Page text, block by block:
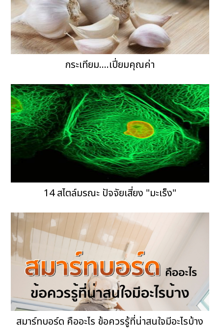
กระเทียม....เปี่ยมคุณค่า
14 สไตล์มรณะ ปัจจัยเสี่ยง "มะเร็ง‏"
สมาร์ทบอร์ด คืออะไร ข้อควรรู้ที่น่าสนใจมีอะไรบ้าง